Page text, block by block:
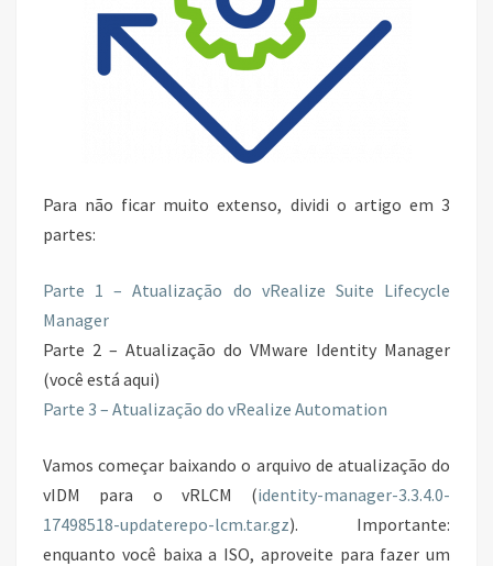
Para não ficar muito extenso, dividi o artigo em 3
partes:
Parte 1 – Atualização do vRealize Suite Lifecycle
Manager
Parte 2 – Atualização do VMware Identity Manager
(você está aqui)
Parte 3 – Atualização do vRealize Automation
Vamos começar baixando o arquivo de atualização do
vIDM para o vRLCM (identity-manager-3.3.4.0-
17498518-updaterepo-lcm.tar.gz). Importante:
enquanto você baixa a ISO, aproveite para fazer um